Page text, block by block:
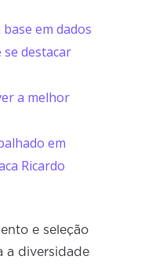
em dados
se destacar
a melhor
em
Ricardo
e seleção
a diversidade